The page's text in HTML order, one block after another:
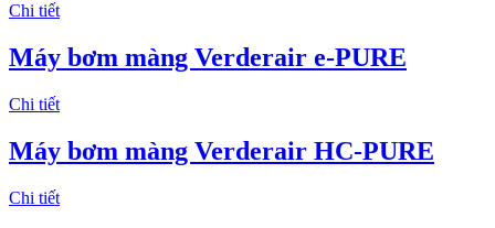
Chi tiết
Máy bơm màng Verderair e-PURE
Chi tiết
Máy bơm màng Verderair HC-PURE
Chi tiết